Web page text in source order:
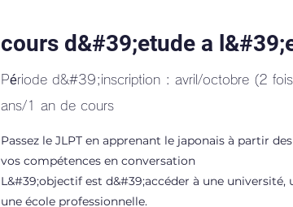
cours d&#39;etude a
Période d&#39;inscription : avril/octobre (2
ans/1 an de cours
Passez le JLPT en apprenant le japonais à partir
vos compétences en conversation
L&#39;objectif est d&#39;accéder à une université,
une école professionnelle.